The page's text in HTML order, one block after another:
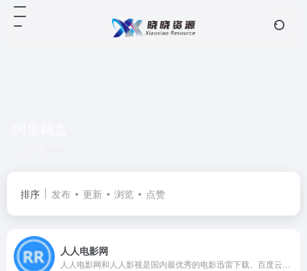
排序 发布 更新 浏览 点赞
人人电影网